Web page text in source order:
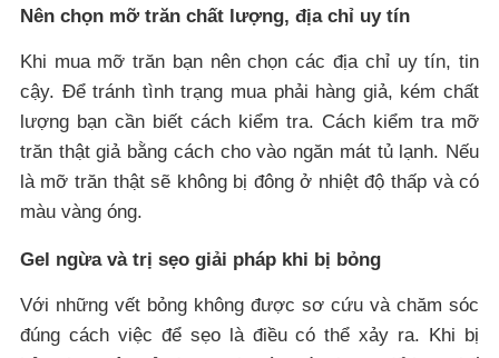
Nên chọn mỡ trăn chất lượng, địa chỉ uy tín
Khi mua mỡ trăn bạn nên chọn các địa chỉ uy tín, tin
cậy. Để tránh tình trạng mua phải hàng giả, kém chất
lượng bạn cần biết cách kiểm tra. Cách kiểm tra mỡ
trăn thật giả bằng cách cho vào ngăn mát tủ lạnh. Nếu
là mỡ trăn thật sẽ không bị đông ở nhiệt độ thấp và có
màu vàng óng.
Gel ngừa và trị sẹo giải pháp khi bị bỏng
Với những vết bỏng không được sơ cứu và chăm sóc
đúng cách việc để sẹo là điều có thể xảy ra. Khi bị